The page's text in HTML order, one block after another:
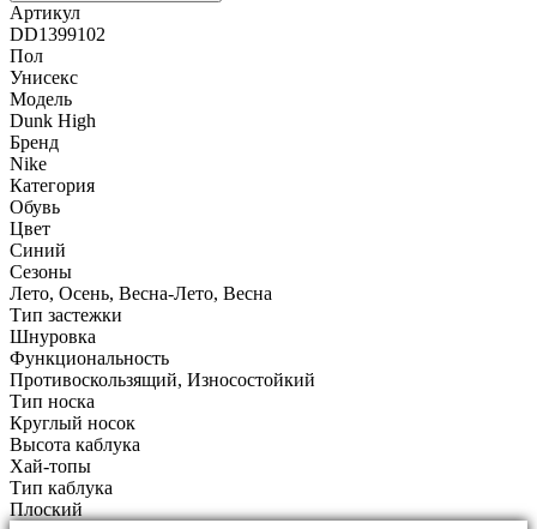
Артикул
DD1399102
Пол
Унисекс
Модель
Dunk High
Бренд
Nike
Категория
Обувь
Цвет
Синий
Сезоны
Лето, Осень, Весна-Лето, Весна
Тип застежки
Шнуровка
Функциональность
Противоскользящий, Износостойкий
Тип носка
Круглый носок
Высота каблука
Хай-топы
Тип каблука
Плоский